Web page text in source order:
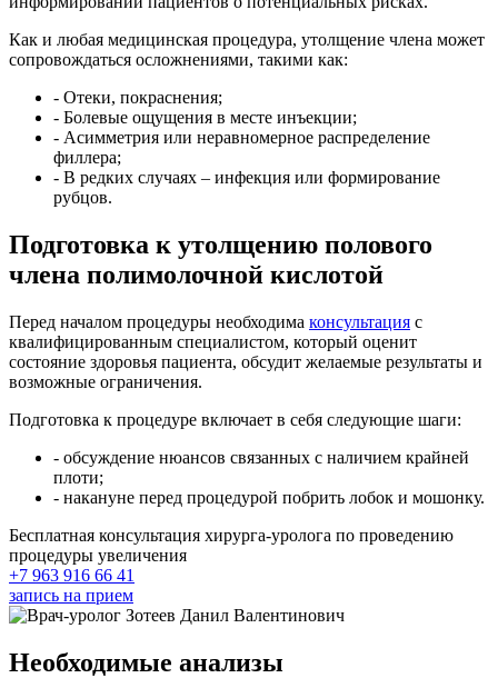
Как и любая медицинская процедура, утолщение члена может
сопровождаться осложнениями, такими как:
- Отеки, покраснения;
- Болевые ощущения в месте инъекции;
- Асимметрия или неравномерное распределение
филлера;
- В редких случаях – инфекция или формирование
рубцов.
Подготовка к утолщению полового
члена полимолочной кислотой
Перед началом процедуры необходима консультация с
квалифицированным специалистом, который оценит
состояние здоровья пациента, обсудит желаемые результаты и
возможные ограничения.
Подготовка к процедуре включает в себя следующие шаги:
- обсуждение нюансов связанных с наличием крайней
плоти;
- накануне перед процедурой побрить лобок и мошонку.
Бесплатная консультация хирурга-уролога по проведению
процедуры увеличения
+7 963 916 66 41
запись на прием
Необходимые анализы